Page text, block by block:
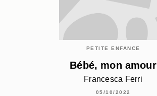
PETITE ENFANCE
Bébé, mon amour
Francesca Ferri
05/10/2022